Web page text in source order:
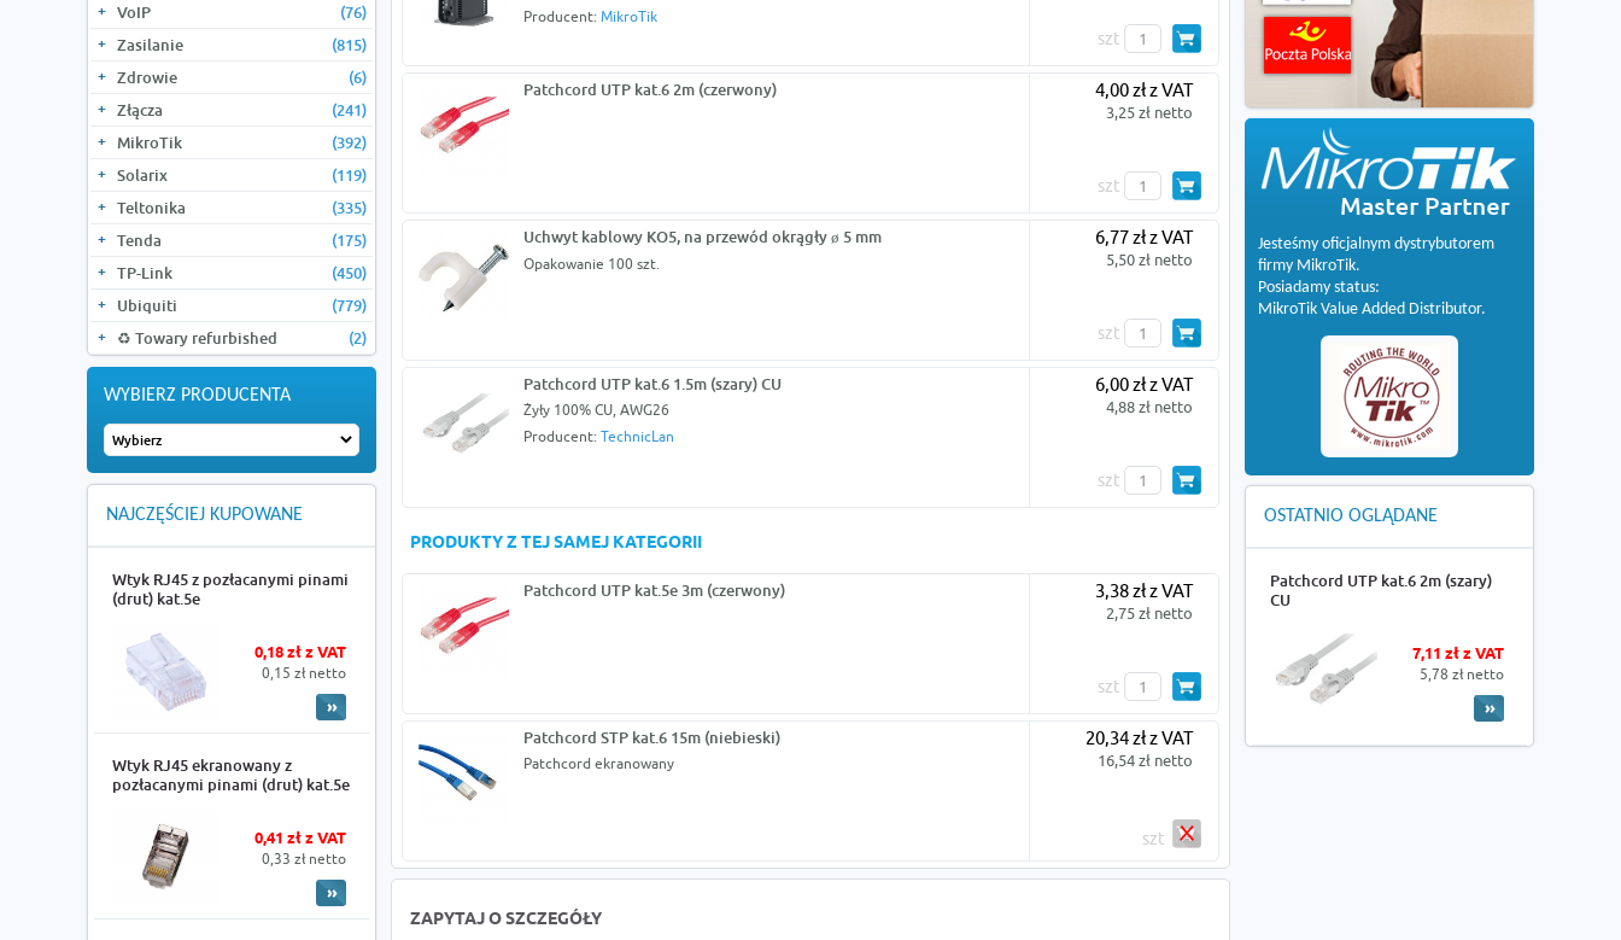
VoIP
(76)
Zasilanie
(815)
Zdrowie
(6)
Złącza
(241)
MikroTik
(392)
Solarix
(119)
Teltonika
(335)
Tenda
(175)
TP-Link
(450)
Ubiquiti
(779)
♻️ Towary refurbished
(2)
WYBIERZ PRODUCENTA
NAJCZĘŚCIEJ KUPOWANE
Wtyk RJ45 z pozłacanymi pinami
(drut) kat.5e
0,18 zł z VAT
0,15 zł netto
Wtyk RJ45 ekranowany z
pozłacanymi pinami (drut) kat.5e
0,41 zł z VAT
0,33 zł netto
Producent: MikroTik
szt
Patchcord UTP kat.6 2m (czerwony) 4,00 zł z VAT
3,25 zł netto
szt
Uchwyt kablowy KO5, na przewód okrągły ø 5 mm
Opakowanie 100 szt.
6,77 zł z VAT
5,50 zł netto
szt
Patchcord UTP kat.6 1.5m (szary) CU
Żyły 100% CU, AWG26
Producent: TechnicLan
6,00 zł z VAT
4,88 zł netto
szt
PRODUKTY Z TEJ SAMEJ KATEGORII
Patchcord UTP kat.5e 3m (czerwony) 3,38 zł z VAT
2,75 zł netto
szt
Patchcord STP kat.6 15m (niebieski)
Patchcord ekranowany
20,34 zł z VAT
16,54 zł netto
szt
ZAPYTAJ O SZCZEGÓŁY
Jesteśmy oficjalnym dystrybutorem
firmy MikroTik.
Posiadamy status:
MikroTik Value Added Distributor.
OSTATNIO OGLĄDANE
Patchcord UTP kat.6 2m (szary)
CU
7,11 zł z VAT
5,78 zł netto